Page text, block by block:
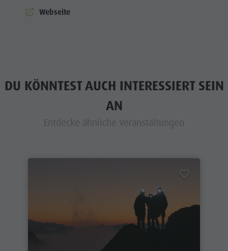
Webseite
DU KÖNNTEST AUCH INTERESSIERT SEIN
AN
Entdecke ähnliche Veranstaltungen